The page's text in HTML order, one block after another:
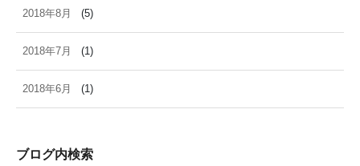
2018年8月 (5)
2018年7月 (1)
2018年6月 (1)
ブログ内検索